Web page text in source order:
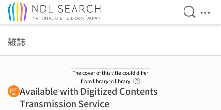
Open
雑誌
The cover of this title could differ
from library to library.
Available with Digitized Contents
Transmission Service